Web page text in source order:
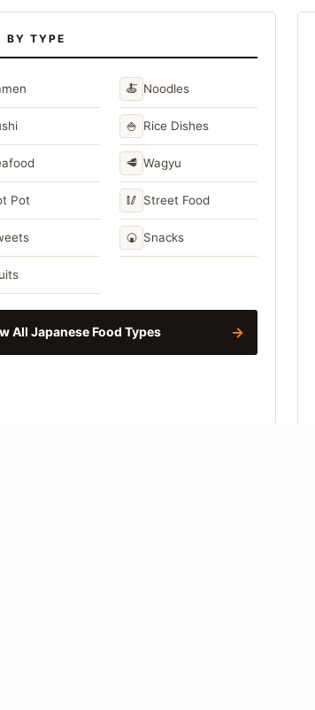
BY TYPE
🍝 Noodles
🍚 Rice Dishes
🥩 Wagyu
Pot 🥢 Street Food
🍘 Snacks
All Japanese Food Types →